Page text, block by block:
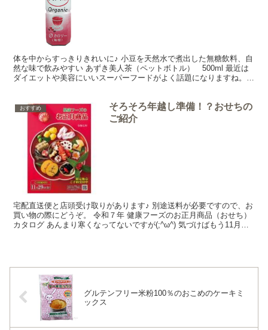
体を中からすっきりきれいに♪ 小豆を天然水で煮出した無糖飲料、自
然な味で飲みやすい あずき美人茶（ペットボトル） 500ml 最近は
ダイエットや美容にいいスーパーフードがよく話題になりますね。今
おすすめ
そろそろ年越し準備！？おせちの
ご紹介
宅配直送便と店頭受け取りがあります♪ 別途送料が必要ですので、お
買い物の際にどうぞ。 令和７年 健康フーズのお正月商品（おせち）
カタログ あんまり寒くなってないですが(;^ω^) 気づけばもう11月。
グルテンフリー米粉100％のおこめのケーキミ
ックス